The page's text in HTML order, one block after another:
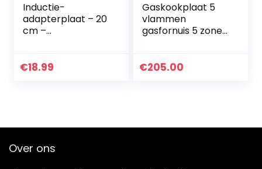
Inductie-
adapterplaat – 20
cm –
€18.99
Gaskookplaat 5
vlammen
gasfornuis 5 zones
gas,
€205.00
Over ons